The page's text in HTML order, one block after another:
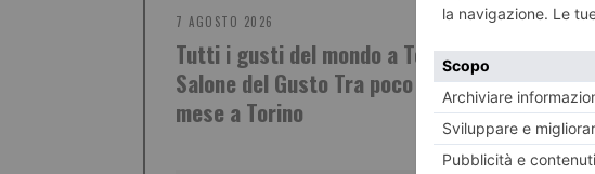
7 AGOSTO 2026
Tutti i gusti del mondo a Terra Madre
Salone del Gusto Tra poco più di un
mese a Torino
7
e